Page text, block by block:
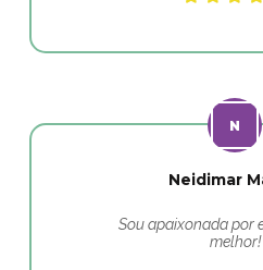
Neidimar
Sou apaixonada por
melhor!